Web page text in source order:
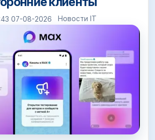
07-08-2026 Новости IT